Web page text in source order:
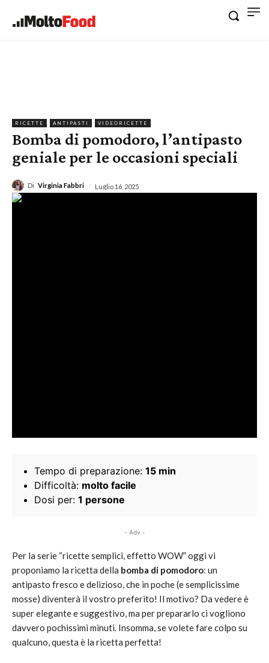
RICETTE ANTIPASTI VIDEORICETTE
Bomba di pomodoro, l’antipasto
geniale per le occasioni speciali
Di Virginia Fabbri Luglio 16, 2025
Tempo di preparazione: 15 min
Difficoltà: molto facile
Dosi per: 1 persone
- Adv -
Per la serie “ricette semplici, effetto WOW” oggi vi
proponiamo la ricetta della bomba di pomodoro: un
antipasto fresco e delizioso, che in poche (e semplicissime
mosse) diventerà il vostro preferito! Il motivo? Da vedere è
super elegante e suggestivo, ma per prepararlo ci vogliono
davvero pochissimi minuti. Insomma, se volete fare colpo su
qualcuno, questa è la ricetta perfetta!